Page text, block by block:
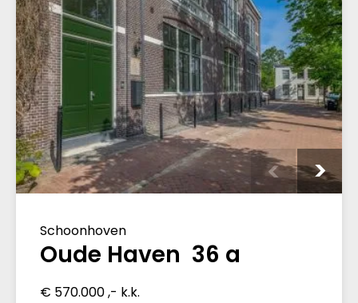
Schoonhoven
Oude Haven 36 a
€ 570.000 ,- k.k.